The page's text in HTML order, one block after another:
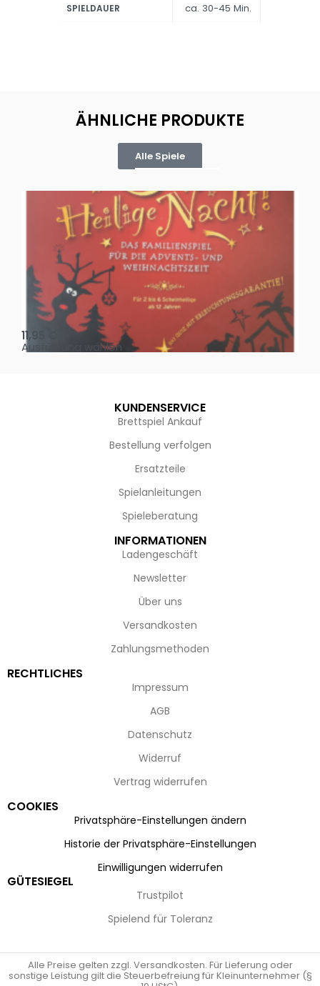
SPIELDAUER ca. 30-45 Min.
ÄHNLICHE PRODUKTE
Alle Spiele
Oh, heilige Nacht!
11,95
Ausführung wählen
KUNDENSERVICE
Brettspiel Ankauf
Bestellung verfolgen
Ersatzteile
Spielanleitungen
Spieleberatung
INFORMATIONEN
Ladengeschäft
Newsletter
Über uns
Versandkosten
Zahlungsmethoden
RECHTLICHES
Impressum
AGB
Datenschutz
Widerruf
Vertrag widerrufen
COOKIES
Privatsphäre-Einstellungen ändern
Historie der Privatsphäre-Einstellungen
Einwilligungen widerrufen
GÜTESIEGEL
Trustpilot
Spielend für Toleranz
Alle Preise gelten zzgl. Versandkosten. Für Lieferung oder
sonstige Leistung gilt die Steuerbefreiung für Kleinunternehmer (§